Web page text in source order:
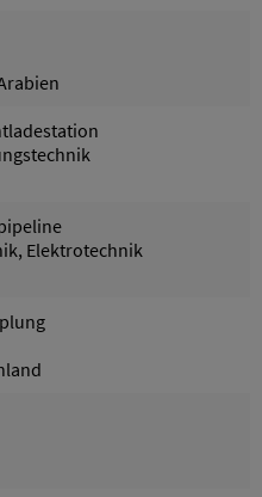
Elektrotechnik